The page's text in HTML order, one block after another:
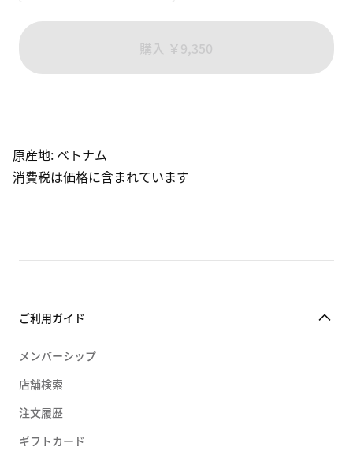
購入 ￥9,350
原産地: ベトナム
消費税は価格に含まれています
ご利用ガイド
メンバーシップ
店舗検索
注文履歴
ギフトカード